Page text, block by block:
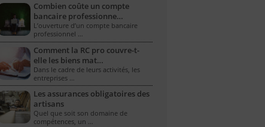
Combien coûte un compte
bancaire professionne…
L’ouverture d’un compte bancaire
professionnel …
Comment la RC pro couvre-t-
elle les biens mat…
Dans le cadre de leurs activités, les
entreprises …
Les assurances obligatoires des
artisans
Quel que soit son domaine de
compétences, un …